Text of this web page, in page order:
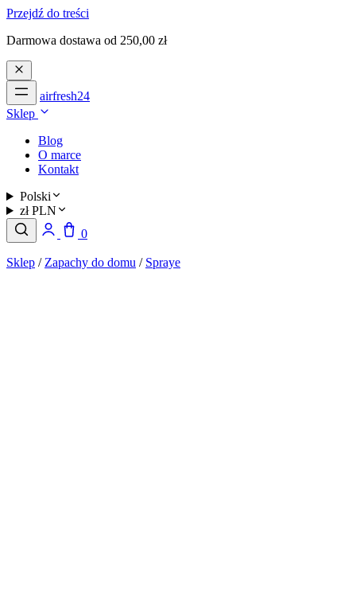
Przejdź do treści
Darmowa dostawa od 250,00 zł
airfresh24
Sklep
Blog
O marce
Kontakt
Polski
zł PLN
0
Sklep / Zapachy do domu / Spraye